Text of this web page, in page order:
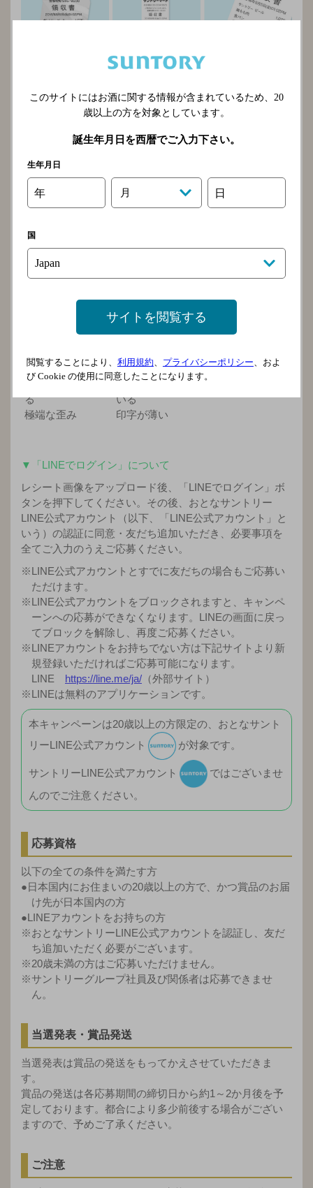
しわが寄ってい
文字が極端に小
極端な傾き
極端に反ってい
る
極端な歪み
ピントがぼけて
いる
印字が薄い
▼「LINEでログイン」について
レシート画像をアップロード後、「LINEでログイン」ボ
タンを押下してください。その後、おとなサントリー
LINE公式アカウント（以下、「LINE公式アカウント」と
いう）の認証に同意・友だち追加いただき、必要事項を
全てご入力のうえご応募ください。
※LINE公式アカウントとすでに友だちの場合もご応募い
ただけます。
※LINE公式アカウントをブロックされますと、キャンペ
ーンへの応募ができなくなります。LINEの画面に戻っ
てブロックを解除し、再度ご応募ください。
※LINEアカウントをお持ちでない方は下記サイトより新
規登録いただければご応募可能になります。
LINE https://line.me/ja/ （外部サイト）
※LINEは無料のアプリケーションです。
本キャンペーンは20歳以上の方限定の、おとなサント
リーLINE公式アカウント
が対象です。
サントリーLINE公式アカウント
ではございませ
んのでご注意ください。
応募資格
以下の全ての条件を満たす方
●日本国内にお住まいの20歳以上の方で、かつ賞品のお届
け先が日本国内の方
●LINEアカウントをお持ちの方
※おとなサントリーLINE公式アカウントを認証し、友だ
ち追加いただく必要がございます。
※20歳未満の方はご応募いただけません。
※サントリーグループ社員及び関係者は応募できませ
ん。
当選発表・賞品発送
当選発表は賞品の発送をもってかえさせていただきま
す。
賞品の発送は各応募期間の締切日から約1～2か月後を予
定しております。都合により多少前後する場合がござい
ますので、予めご了承ください。
ご注意
このサイトにはお酒に関する情報が含まれているため、 20
歳以上の方を対象としています。
誕生年月日を西暦でご入力下さい。
生年月日
年 月 日
国
サイトを閲覧する
閲覧することにより、 利用規約、 プライバシーポリシー、およ
び Cookie の使用に同意したことになります。